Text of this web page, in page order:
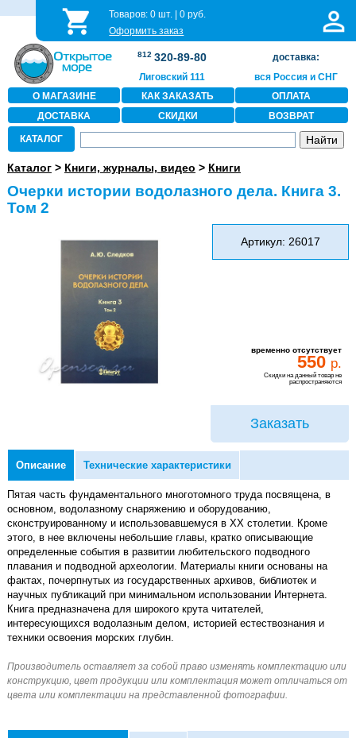
Товаров:0 шт. |0 руб.
Оформить заказ
812 320-89-80
Лиговский 111
доставка:
вся Россия и СНГ
О МАГАЗИНЕ
КАК ЗАКАЗАТЬ
ОПЛАТА
ДОСТАВКА
СКИДКИ ВОЗВРАТ
КАТАЛОГ
Каталог> Книги, журналы, видео > Книги
Очерки истории водолазного дела. Книга 3.
Том 2
Артикул: 26017
временно отсутствует
550 р.
Скидки на данный товар не
распространяются
Заказать
Описание Технические характеристики
Пятая часть фундаментального многотомного труда посвящена, в
основном, водолазному снаряжению и оборудованию,
сконструированному и использовавшемуся в XX столетии. Кроме
этого, в нее включены небольшие главы, кратко описывающие
определенные события в развитии любительского подводного
плавания и подводной археологии. Материалы книги основаны на
фактах, почерпнутых из государственных архивов, библиотек и
научных публикаций при минимальном использовании Интернета.
Книга предназначена для широкого крута читателей,
интересующихся водолазным делом, историей естествознания и
техники освоения морских глубин.